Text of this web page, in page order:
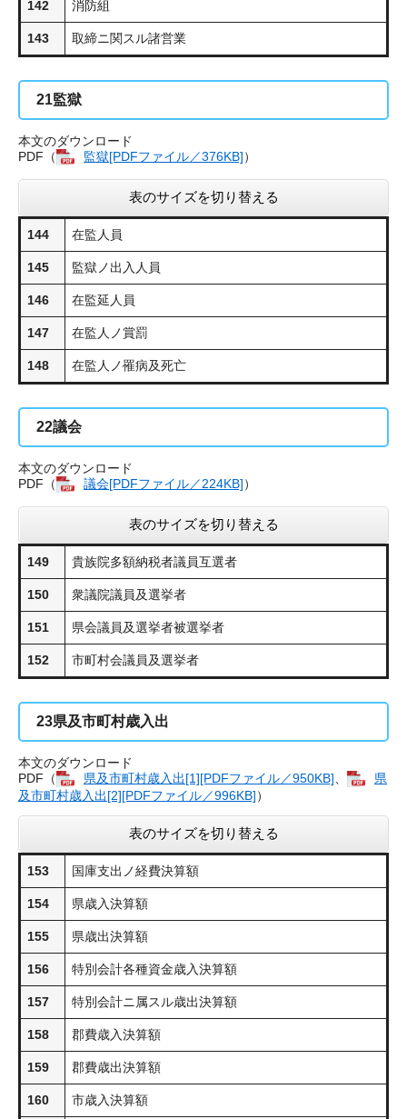
142 消防組
143 取締ニ関スル諸営業
21監獄
本文のダウンロード
PDF（
監獄[PDFファイル／376KB]​）
表のサイズを切り替える
144 在監人員
145 監獄ノ出入人員
146 在監延人員
147 在監人ノ賞罰
148 在監人ノ罹病及死亡
22議会
本文のダウンロード
PDF（
議会[PDFファイル／224KB]​）
表のサイズを切り替える
149 貴族院多額納税者議員互選者
150 衆議院議員及選挙者
151 県会議員及選挙者被選挙者
152 市町村会議員及選挙者
23県及市町村歳入出
本文のダウンロード
PDF（
県及市町村歳入出​[1][PDFファイル／950KB]
県
及市町村歳入出​[2][PDFファイル／996KB]）
表のサイズを切り替える
153 国庫支出ノ経費決算額
154 県歳入決算額
155 県歳出決算額
156 特別会計各種資金歳入決算額
157 特別会計ニ属スル歳出決算額
158 郡費歳入決算額
159 郡費歳出決算額
160 市歳入決算額